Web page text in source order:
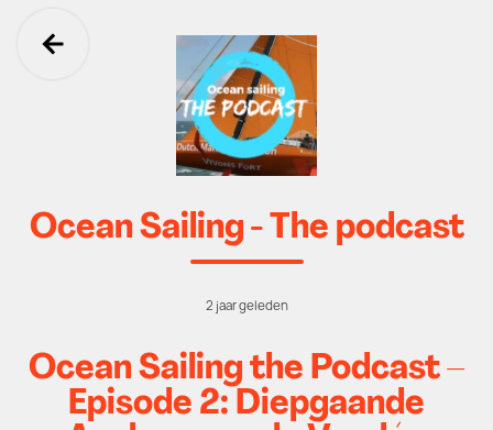
Ga terug
Ocean Sailing - The podcast
2 jaar geleden
Ocean Sailing the Podcast –
Episode 2: Diepgaande